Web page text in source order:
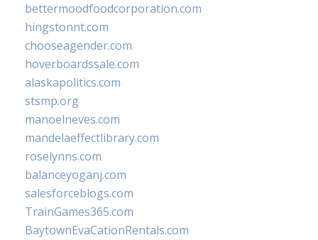
bettermoodfoodcorporation.com
hingstonnt.com
chooseagender.com
hoverboardssale.com
alaskapolitics.com
stsmp.org
manoelneves.com
mandelaeffectlibrary.com
roselynns.com
balanceyoganj.com
salesforceblogs.com
TrainGames365.com
BaytownEvaCationRentals.com